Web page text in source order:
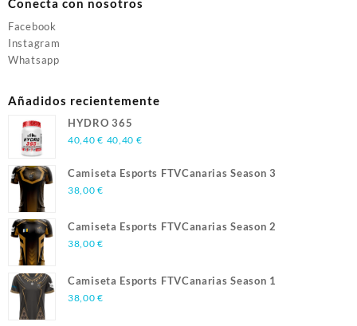
Conecta con nosotros
Facebook
Instagram
Whatsapp
Añadidos recientemente
HYDRO 365
40,40€ 40,40 €
Camiseta Esports FTVCanarias Season 3
38,00€
Camiseta Esports FTVCanarias Season 2
38,00€
Camiseta Esports FTVCanarias Season 1
38,00€